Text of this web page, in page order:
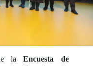
de laEncuesta de